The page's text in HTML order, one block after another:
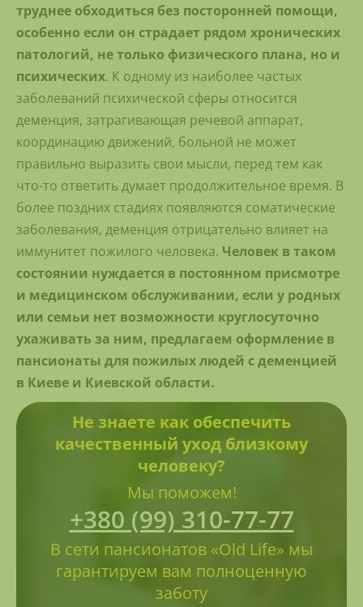
труднее обходиться без посторонней помощи,
особенно если он страдает рядом хронических
патологий, не только физического плана, но и
психических. К одному из наиболее частых
заболеваний психической сферы относится
деменция, затрагивающая речевой аппарат,
координацию движений, больной не может
правильно выразить свои мысли, перед тем как
что-то ответить думает продолжительное время. В
более поздних стадиях появляются соматические
заболевания, деменция отрицательно влияет на
иммунитет пожилого человека. Человек в таком
состоянии нуждается в постоянном присмотре
и медицинском обслуживании, если у родных
или семьи нет возможности круглосуточно
ухаживать за ним, предлагаем оформление в
пансионаты для пожилых людей с деменцией
в Киеве и Киевской области.
Не знаете как обеспечить
качественный уход близкому
человеку?
Мы поможем!
+380 (99) 310-77-77
В сети пансионатов «Old Life» мы
гарантируем вам полноценную
заботу